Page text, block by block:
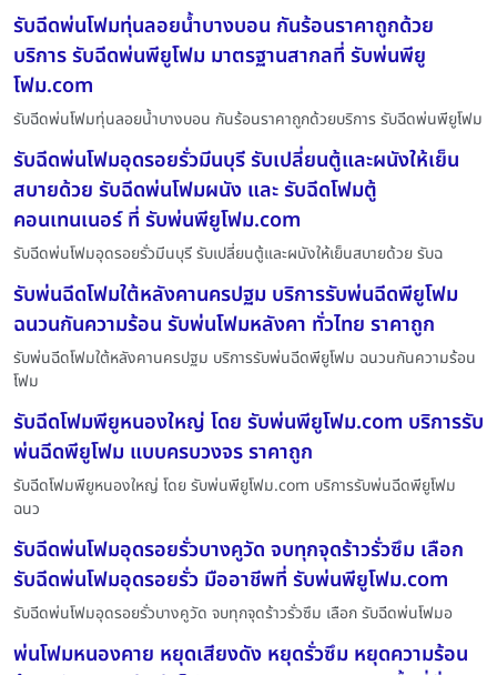
รับฉีดพ่นโฟมทุ่นลอยน้ำบางบอน กันร้อนราคาถูกด้วย
บริการ รับฉีดพ่นพียูโฟม มาตรฐานสากลที่ รับพ่นพียู
โฟม.com
รับฉีดพ่นโฟมทุ่นลอยน้ำบางบอน กันร้อนราคาถูกด้วยบริการ รับฉีดพ่นพียูโฟม
รับฉีดพ่นโฟมอุดรอยรั่วมีนบุรี รับเปลี่ยนตู้และผนังให้เย็น
สบายด้วย รับฉีดพ่นโฟมผนัง และ รับฉีดโฟมตู้
คอนเทนเนอร์ ที่ รับพ่นพียูโฟม.com
รับฉีดพ่นโฟมอุดรอยรั่วมีนบุรี รับเปลี่ยนตู้และผนังให้เย็นสบายด้วย รับฉ
รับพ่นฉีดโฟมใต้หลังคานครปฐม บริการรับพ่นฉีดพียูโฟม
ฉนวนกันความร้อน รับพ่นโฟมหลังคา ทั่วไทย ราคาถูก
รับพ่นฉีดโฟมใต้หลังคานครปฐม บริการรับพ่นฉีดพียูโฟม ฉนวนกันความร้อน
โฟม
รับฉีดโฟมพียูหนองใหญ่ โดย รับพ่นพียูโฟม.com บริการรับ
พ่นฉีดพียูโฟม แบบครบวงจร ราคาถูก
รับฉีดโฟมพียูหนองใหญ่ โดย รับพ่นพียูโฟม.com บริการรับพ่นฉีดพียูโฟม
ฉนว
รับฉีดพ่นโฟมอุดรอยรั่วบางคูวัด จบทุกจุดร้าวรั่วซึม เลือก
รับฉีดพ่นโฟมอุดรอยรั่ว มืออาชีพที่ รับพ่นพียูโฟม.com
รับฉีดพ่นโฟมอุดรอยรั่วบางคูวัด จบทุกจุดร้าวรั่วซึม เลือก รับฉีดพ่นโฟมอ
พ่นโฟมหนองคาย หยุดเสียงดัง หยุดรั่วซึม หยุดความร้อน